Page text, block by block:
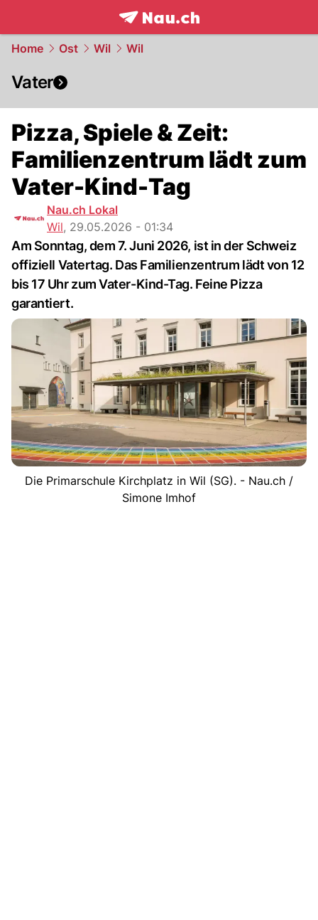
frontpage.NAU.ch
Home Ost Wil Wil
Vater
Pizza, Spiele & Zeit:
Familienzentrum lädt zum
Vater-Kind-Tag
Nau.ch Lokal
Wil, 29.05.2026 - 01:34
Am Sonntag, dem 7. Juni 2026, ist in der Schweiz
offiziell Vatertag. Das Familienzentrum lädt von 12
bis 17 Uhr zum Vater-Kind-Tag. Feine Pizza
garantiert.
Die Primarschule Kirchplatz in Wil (SG). - Nau.ch /
Simone Imhof